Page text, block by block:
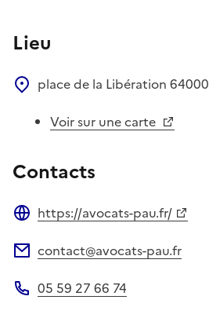
Lieu
place de la Libération 64000
Voir sur une carte
Contacts
https://avocats-pau.fr/
contact@avocats-pau.fr
05 59 27 66 74